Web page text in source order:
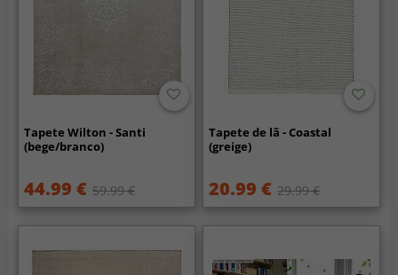
Tapete Wilton - Santi
(bege/branco)
44.99 € 59.99 €
Tapete de lã - Coastal
(greige)
20.99 € 29.99 €